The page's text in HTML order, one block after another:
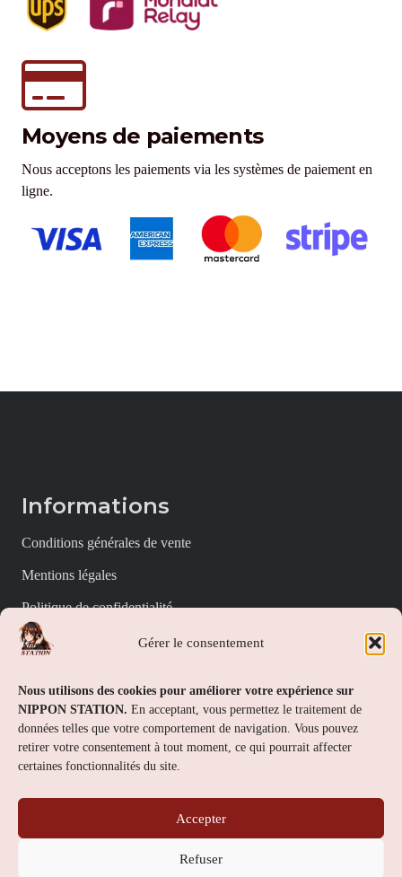
Gérer le consentement
Nous utilisons des cookies pour améliorer votre expérience sur
NIPPON STATION. En acceptant, vous permettez le traitement de
données telles que votre comportement de navigation. Vous pouvez
retirer votre consentement à tout moment, ce qui pourrait affecter
certaines fonctionnalités du site.
Accepter
Refuser
Moyens de paiements
Nous acceptons les paiements via les systèmes de paiement en
ligne.
Informations
Conditions générales de vente
Mentions légales
Politique de confidentialité
Politique de cookies (UE)
Nippon Station
À propos
FAQs
Contact